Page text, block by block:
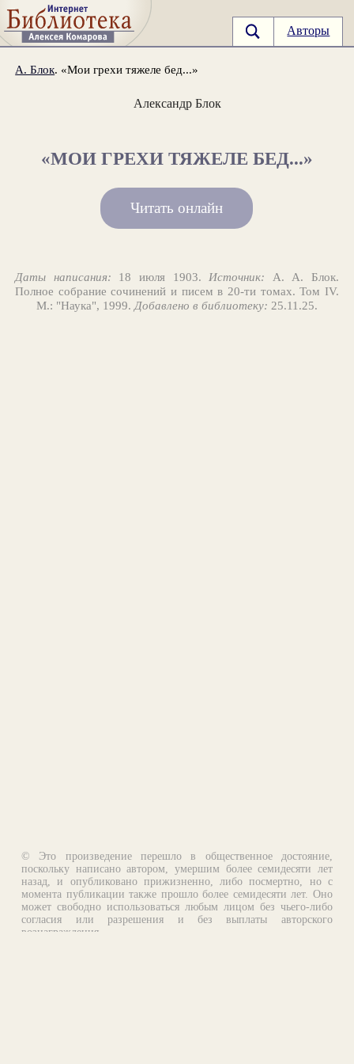
Авторы
А. Блок. «Мои грехи тяжеле бед...»
Александр Блок
«МОИ ГРЕХИ ТЯЖЕЛЕ БЕД...»
Читать онлайн
Даты написания: 18 июля 1903.Источник: А. А. Блок.
Полное собрание сочинений и писем в 20-ти томах. Том IV.
М.: "Наука", 1999.Добавлено в библиотеку: 25.11.25.
© Это произведение перешло в общественное достояние,
поскольку написано автором, умершим более семидесяти лет
назад, и опубликовано прижизненно, либо посмертно, но с
момента публикации также прошло более семидесяти лет. Оно
может свободно использоваться любым лицом без чьего-либо
согласия или разрешения и без выплаты авторского
вознаграждения.